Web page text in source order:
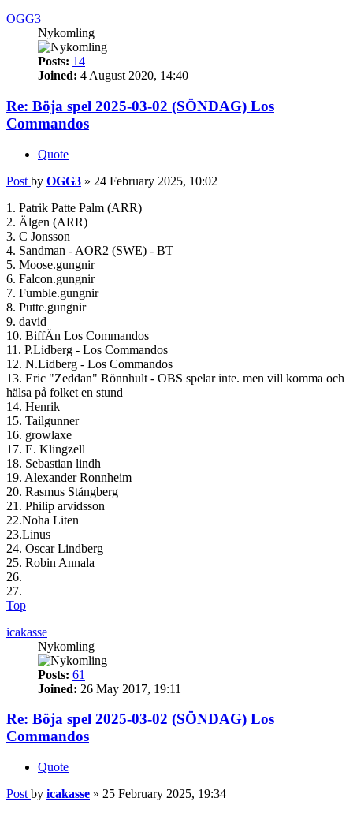
OGG3
Nykomling
Posts: 14
Joined: 4 August 2020, 14:40
Re: Böja spel 2025-03-02 (SÖNDAG) Los
Commandos
Quote
Post by OGG3 » 24 February 2025, 10:02
1. Patrik Patte Palm (ARR)
2. Älgen (ARR)
3. C Jonsson
4. Sandman - AOR2 (SWE) - BT
5. Moose.gungnir
6. Falcon.gungnir
7. Fumble.gungnir
8. Putte.gungnir
9. david
10. BiffÄn Los Commandos
11. P.Lidberg - Los Commandos
12. N.Lidberg - Los Commandos
13. Eric "Zeddan" Rönnhult - OBS spelar inte. men vill komma och
hälsa på folket en stund
14. Henrik
15. Tailgunner
16. growlaxe
17. E. Klingzell
18. Sebastian lindh
19. Alexander Ronnheim
20. Rasmus Stångberg
21. Philip arvidsson
22.Noha Liten
23.Linus
24. Oscar Lindberg
25. Robin Annala
26.
27.
Top
icakasse
Nykomling
Posts: 61
Joined: 26 May 2017, 19:11
Re: Böja spel 2025-03-02 (SÖNDAG) Los
Commandos
Quote
Post by icakasse » 25 February 2025, 19:34